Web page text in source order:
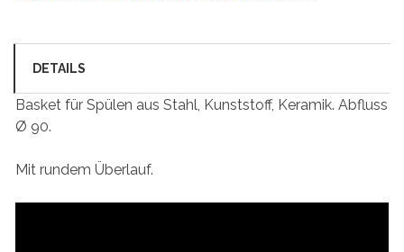
DETAILS
Basket für Spülen aus Stahl, Kunststoff, Keramik. Abfluss
Ø 90.
Mit rundem Überlauf.